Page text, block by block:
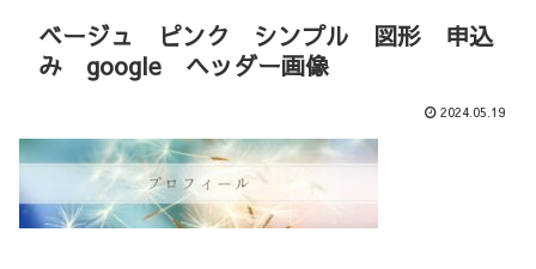
ベージュ ピンク シンプル 図形 申込
み google ヘッダー画像
2024.05.19